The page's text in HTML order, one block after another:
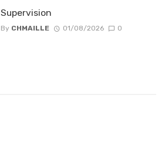
Supervision
By CHMAILLE 01/08/2026 0